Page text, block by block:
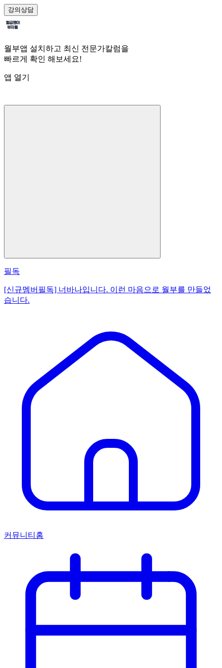
강의상담
월부앱 설치하고 최신 전문가칼럼을
빠르게 확인 해보세요!
앱 열기
필독
[신규멤버필독] 너바나입니다. 이런 마음으로 월부를 만들었
습니다.
커뮤니티홈